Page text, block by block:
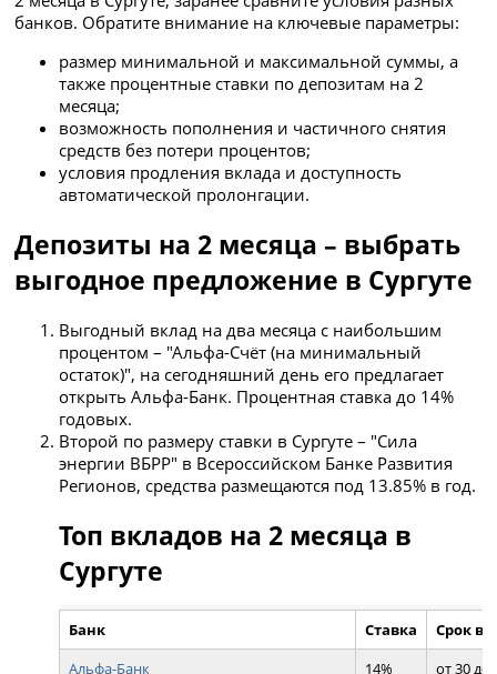
банков. Обратите внимание на ключевые параметры:
размер минимальной и максимальной суммы, а
также процентные ставки по депозитам на 2
месяца;
возможность пополнения и частичного снятия
средств без потери процентов;
условия продления вклада и доступность
автоматической пролонгации.
Депозиты на 2 месяца – выбрать
выгодное предложение в Сургуте
Выгодный вклад на два месяца с наибольшим
процентом – "Альфа-Счёт (на минимальный
остаток)", на сегодняшний день его предлагает
открыть Альфа-Банк. Процентная ставка до 14%
годовых.
Второй по размеру ставки в Сургуте – "Сила
энергии ВБРР" в Всероссийском Банке Развития
Регионов, средства размещаются под 13.85% в год.
Топ вкладов на 2 месяца в
Сургуте
Банк Ставка
Срок
Альфа-Банк
14%
от 30 до